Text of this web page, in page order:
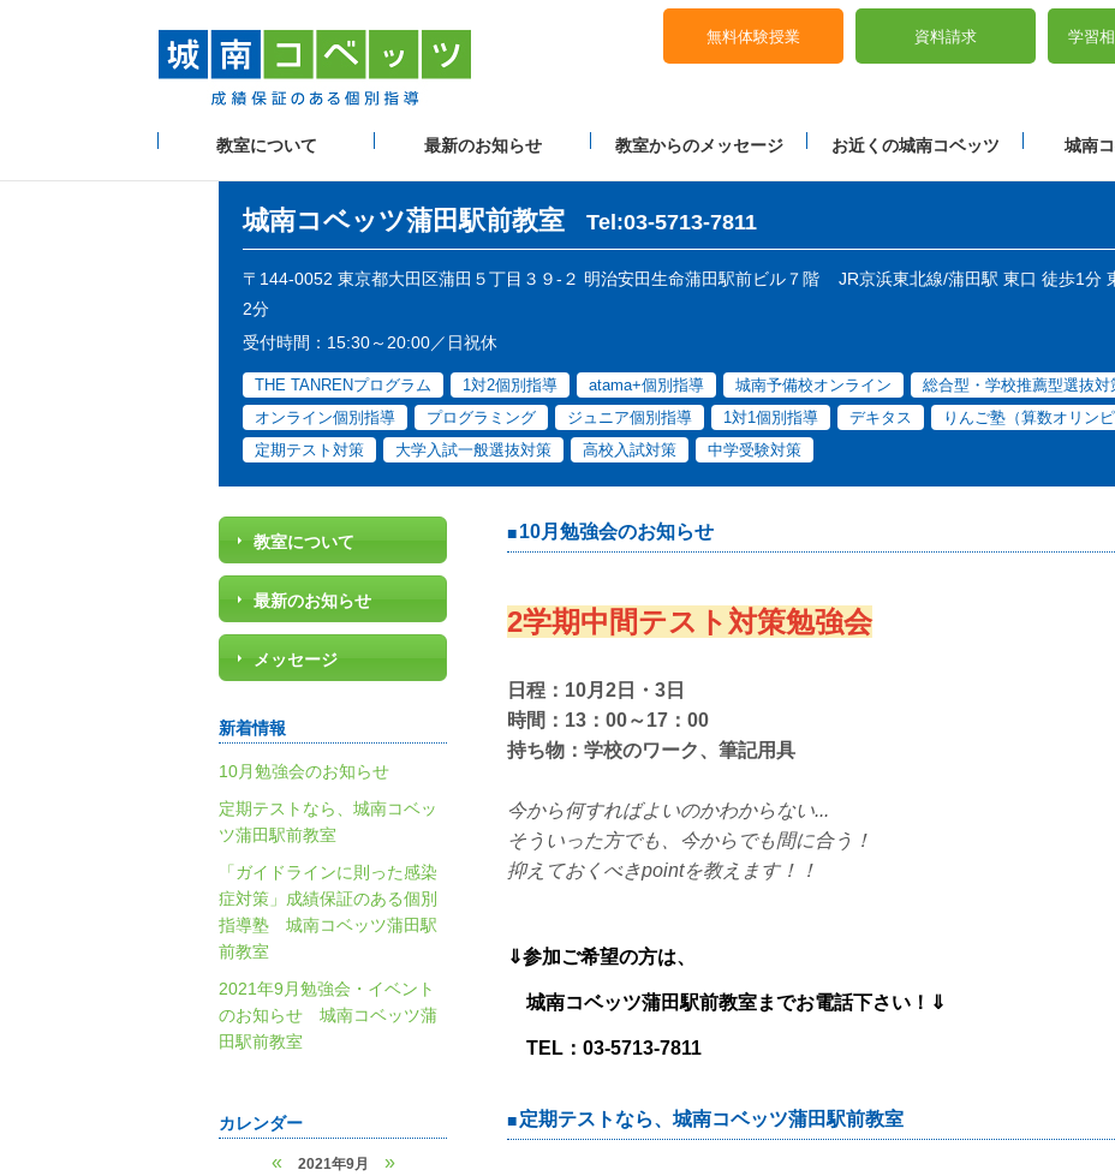
無料体験授業 資料請求 学習相
教室について 最新のお知らせ 教室からのメッセージ お近くの城南コベッツ 城南
城南コベッツ蒲田駅前教室 Tel:03-5713-7811
〒144-0052 東京都大田区蒲田５丁目３９-２ 明治安田生命蒲田駅前ビル７階
JR京浜東北線/蒲田駅 東口 徒歩1分
2分
受付時間：15:30～20:00／日祝休
THE TANRENプログラム 1対2個別指導 atama+個別指導 城南予備校オンライン
総合型・学校推薦型選抜対
オンライン個別指導
プログラミング ジュニア個別指導 1対1個別指導 デキタス りんご塾（算数オリンピ
定期テスト対策
大学入試一般選抜対策 高校入試対策 中学受験対策
10月勉強会のお知らせ
2学期中間テスト対策勉強会
日程：10月2日・3日
時間：13：00～17：00
持ち物：学校のワーク、筆記用具
今から何すればよいのかわからない...
そういった方でも、今からでも間に合う！
抑えておくべきpointを教えます！！
⇓参加ご希望の方は、
城南コベッツ蒲田駅前教室までお電話下さい！⇓
TEL：03-5713-7811
定期テストなら、城南コベッツ蒲田駅前教室
教室について
最新のお知らせ
メッセージ
新着情報
10月勉強会のお知らせ
定期テストなら、城南コベッ
ツ蒲田駅前教室
「ガイドラインに則った感染
症対策」成績保証のある個別
指導塾 城南コベッツ蒲田駅
前教室
2021年9月勉強会・イベント
のお知らせ 城南コベッツ蒲
田駅前教室
カレンダー
« 2021年9月 »